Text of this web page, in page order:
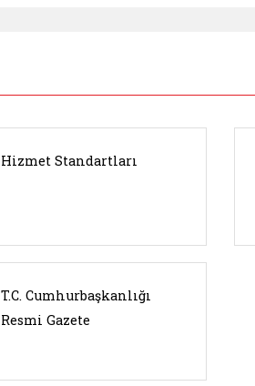
Hizmet Standartları
T.C. Cumhurbaşkanlığı
Resmi Gazete